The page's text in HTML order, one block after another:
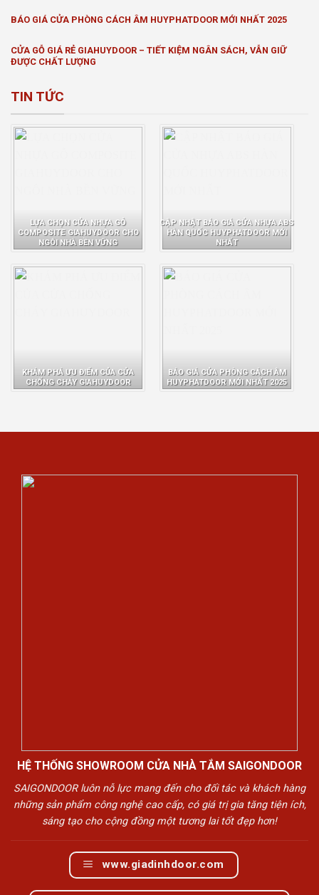
BÁO GIÁ CỬA PHÒNG CÁCH ÂM HUYPHATDOOR MỚI NHẤT 2025
CỬA GỖ GIÁ RẺ GIAHUYDOOR – TIẾT KIỆM NGÂN SÁCH, VẪN GIỮ
ĐƯỢC CHẤT LƯỢNG
TIN TỨC
LỰA CHỌN CỬA NHỰA GỖ
COMPOSITE GIAHUYDOOR CHO
NGÔI NHÀ BỀN VỮNG
CẬP NHẬT BÁO GIÁ CỬA NHỰA ABS
HÀN QUỐC HUYPHATDOOR MỚI
NHẤT
KHÁM PHÁ ƯU ĐIỂM CỦA CỬA
CHỐNG CHÁY GIAHUYDOOR
BÁO GIÁ CỬA PHÒNG CÁCH ÂM
HUYPHATDOOR MỚI NHẤT 2025
HỆ THỐNG SHOWROOM CỬA NHÀ TẮM SAIGONDOOR
SAIGONDOOR luôn nỗ lực mang đến cho đối tác và khách hàng
những sản phẩm công nghệ cao cấp, có giá trị gia tăng tiện ích,
sáng tạo cho cộng đồng một tương lai tốt đẹp hơn!
www.giadinhdoor.com